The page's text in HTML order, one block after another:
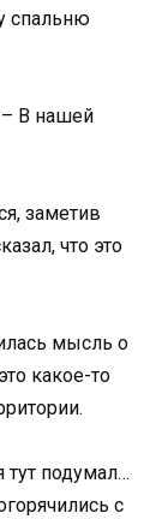
спальню
– В нашей
заметив
что это
мысль о
какое-то
тут подумал…
с